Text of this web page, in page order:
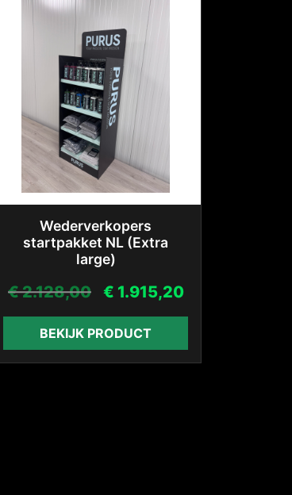
Wederverkopers
startpakket NL (Extra
large)
€2.128,00 € 1.915,20
BEKIJK PRODUCT